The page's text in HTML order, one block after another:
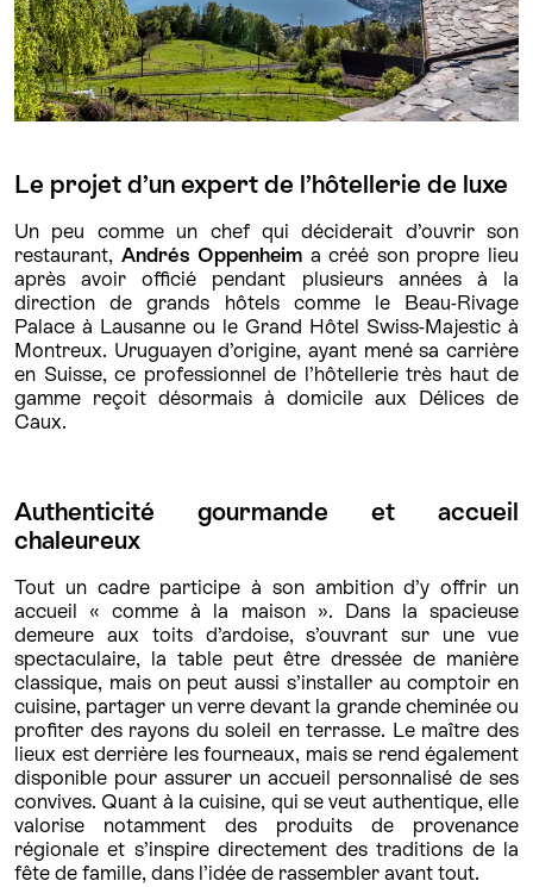
Le projet d’un expert de l’hôtellerie de luxe
Un peu comme un chef qui déciderait d’ouvrir son
restaurant, Andrés Oppenheim a créé son propre lieu
après avoir officié pendant plusieurs années à la
direction de grands hôtels comme le Beau-Rivage
Palace à Lausanne ou le Grand Hôtel Swiss-Majestic à
Montreux. Uruguayen d’origine, ayant mené sa carrière
en Suisse, ce professionnel de l’hôtellerie très haut de
gamme reçoit désormais à domicile aux Délices de
Caux.
Authenticité gourmande et accueil
chaleureux
Tout un cadre participe à son ambition d’y offrir un
accueil « comme à la maison ». Dans la spacieuse
demeure aux toits d’ardoise, s’ouvrant sur une vue
spectaculaire, la table peut être dressée de manière
classique, mais on peut aussi s’installer au comptoir en
cuisine, partager un verre devant la grande cheminée ou
profiter des rayons du soleil en terrasse. Le maître des
lieux est derrière les fourneaux, mais se rend également
disponible pour assurer un accueil personnalisé de ses
convives. Quant à la cuisine, qui se veut authentique, elle
valorise notamment des produits de provenance
régionale et s’inspire directement des traditions de la
fête de famille, dans l’idée de rassembler avant tout.